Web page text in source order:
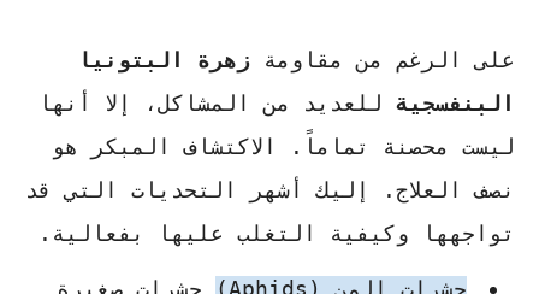
على الرغم من مقاومة زهرة البتونيا
البنفسجية للعديد من المشاكل، إلا أنها
ليست محصنة تماماً. الاكتشاف المبكر هو
نصف العلاج. إليك أشهر التحديات التي قد
تواجهها وكيفية التغلب عليها بفعالية.
حشرات المن (Aphids)
حشرات صغيرة